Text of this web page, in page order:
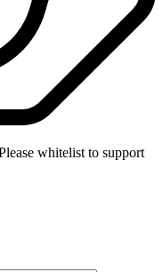
whitelist to support